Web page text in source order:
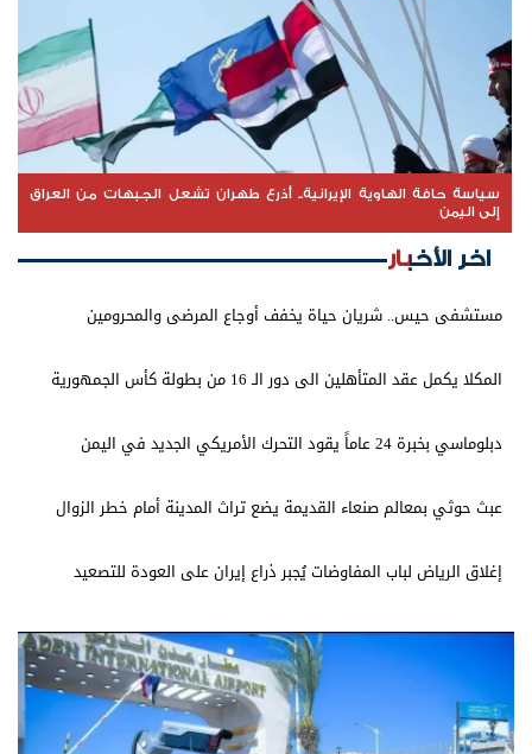
سياسة حافة الهاوية الإيرانية.. أذرع طهران تشعل الجبهات من العراق
إلى اليمن
اخر الأخبار
مستشفى حيس.. شريان حياة يخفف أوجاع المرضى والمحرومين
المكلا يكمل عقد المتأهلين الى دور الـ 16 من بطولة كأس الجمهورية
دبلوماسي بخبرة 24 عاماً يقود التحرك الأمريكي الجديد في اليمن
عبث حوثي بمعالم صنعاء القديمة يضع تراث المدينة أمام خطر الزوال
إغلاق الرياض لباب المفاوضات يُجبر ذراع إيران على العودة للتصعيد